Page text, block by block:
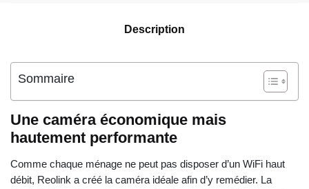
Description
Sommaire
Une caméra économique mais
hautement performante
Comme chaque ménage ne peut pas disposer d’un WiFi haut
débit, Reolink a créé la caméra idéale afin d’y remédier. La